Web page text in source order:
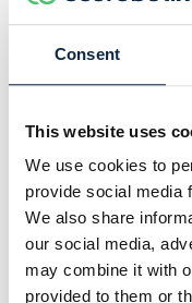
Consent
This website uses
We use cookies to
provide social media
We also share
our social media,
may combine it with
provided to them or
Pourquoi ARA ?
ARA, notre
été reconnu pour
l’agriculture
de la Fondation